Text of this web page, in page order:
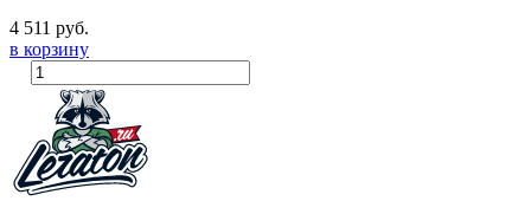
4 511 руб.
в корзину